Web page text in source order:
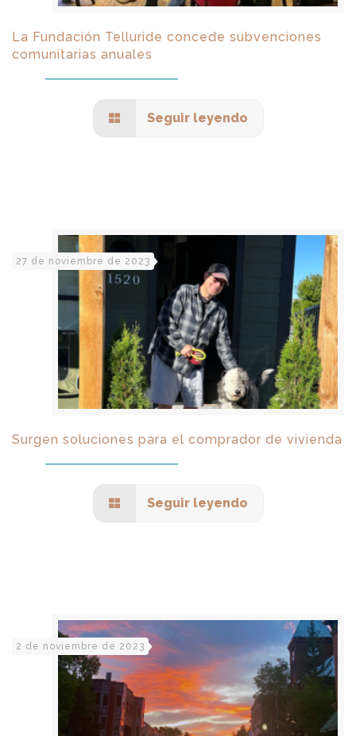
La Fundación Telluride concede subvenciones
comunitarias anuales
Seguir leyendo
27 de noviembre de 2023
Surgen soluciones para el comprador de vivienda
Seguir leyendo
2 de noviembre de 2023